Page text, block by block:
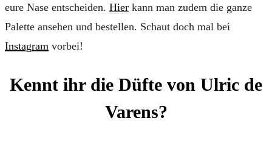
eure Nase entscheiden. Hier kann man zudem die ganze
Palette ansehen und bestellen. Schaut doch mal bei
Instagram vorbei!
Kennt ihr die Düfte von Ulric de
Varens?